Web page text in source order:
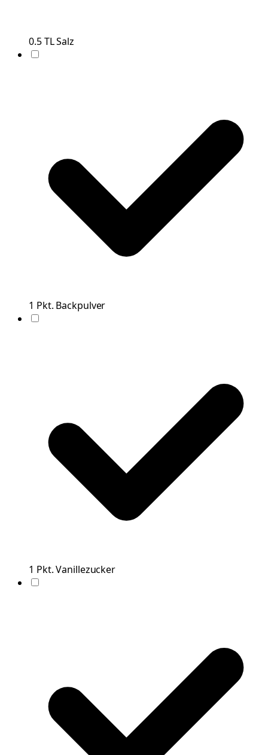
0.5TLSalz
1 Pkt. Backpulver
1 Pkt.Vanillezucker